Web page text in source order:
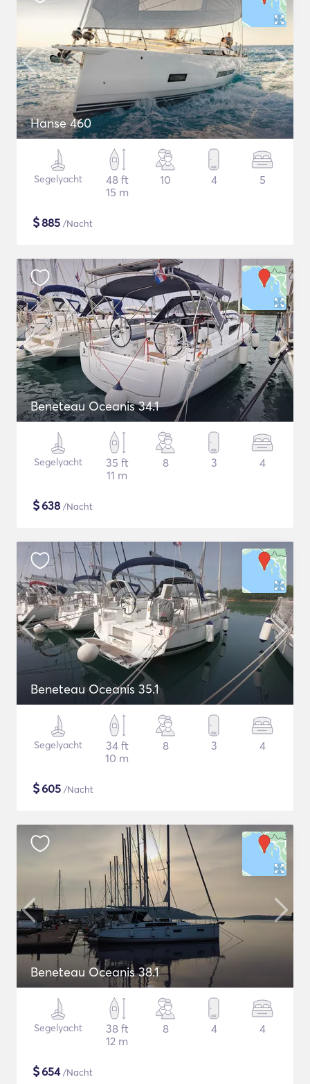
Hanse 460
Segelyacht
48 ft
15 m
10 4 5
$885 /Nacht
Beneteau Oceanis 34.1
Segelyacht
35 ft
11 m
8 3 4
$638 /Nacht
Beneteau Oceanis 35.1
Segelyacht
34 ft
10 m
8 3 4
$605 /Nacht
Beneteau Oceanis 38.1
Segelyacht
38 ft
12 m
8 4 4
$654/Nacht